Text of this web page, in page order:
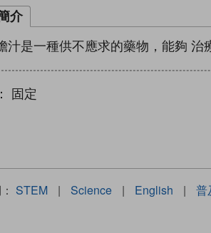
介
汁是一種供不應求的藥物，能夠 治
固定
STEM | Science | English | 普